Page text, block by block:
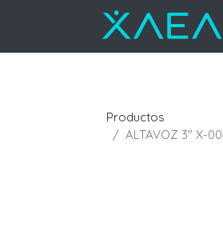
Productos
ALTAVOZ 3" X-